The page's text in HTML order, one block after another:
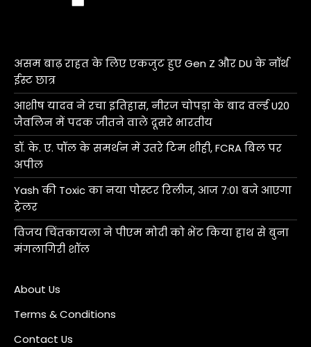
असम बाढ़ राहत के लिए एकजुट हुए Gen Z और DU के नॉर्थ
ईस्ट छात्र
आशीष यादव ने रचा इतिहास, नीरज चोपड़ा के बाद वर्ल्ड U20
जैवलिन में पदक जीतने वाले दूसरे भारतीय
डॉ. के. ए. पॉल के समर्थन में उतरे टिम शीही, FCRA बिल पर
अपील
Yash की Toxic का नया पोस्टर रिलीज, आज 7:01 बजे आएगा
ट्रेलर
विजय चिंतकायला ने पीएम मोदी को भेंट किया हाथ से बुना
मंगलागिरी शॉल
About Us
Terms & Conditions
Contact Us